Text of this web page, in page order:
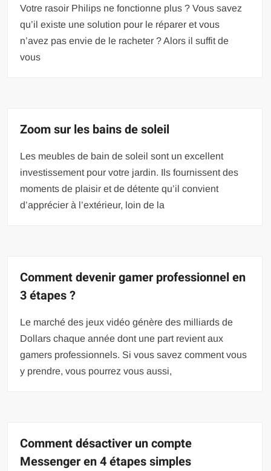
Votre rasoir Philips ne fonctionne plus ? Vous savez
qu’il existe une solution pour le réparer et vous
n’avez pas envie de le racheter ? Alors il suffit de
vous
Zoom sur les bains de soleil
Les meubles de bain de soleil sont un excellent
investissement pour votre jardin. Ils fournissent des
moments de plaisir et de détente qu’il convient
d’apprécier à l’extérieur, loin de la
Comment devenir gamer professionnel en
3 étapes ?
Le marché des jeux vidéo génère des milliards de
Dollars chaque année dont une part revient aux
gamers professionnels. Si vous savez comment vous
y prendre, vous pourrez vous aussi,
Comment désactiver un compte
Messenger en 4 étapes simples